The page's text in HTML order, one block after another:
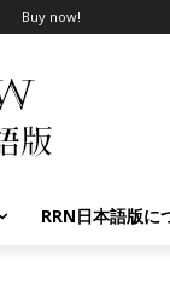
Buy now!
RRN日本語版に